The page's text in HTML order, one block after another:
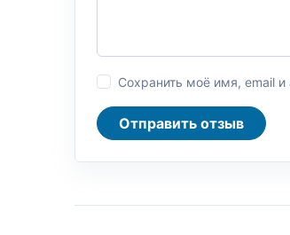
Сохранить моё имя, email
Отправить отзыв